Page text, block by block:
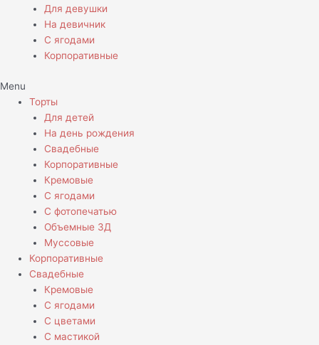
Для девушки
На девичник
С ягодами
Корпоративные
Menu
Торты
Для детей
На день рождения
Свадебные
Корпоративные
Кремовые
С ягодами
С фотопечатью
Объемные 3Д
Муссовые
Корпоративные
Свадебные
Кремовые
С ягодами
С цветами
С мастикой